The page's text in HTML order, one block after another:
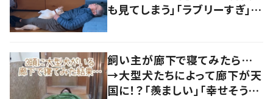
も見てしまう」「ラブリーすぎ」の
飼い主が廊下で寝てみたら…
→大型犬たちによって廊下が天
国に！？「羨ましい」「幸せそう」